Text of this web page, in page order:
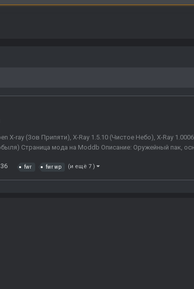
X-ray (Зов Припяти), X-Ray 1.5.10 (Чистое Небо), X-Ray
Страница мода на Moddb Описание: Оружейный пак,
36 fwr fwr wp (и ещё 7 )